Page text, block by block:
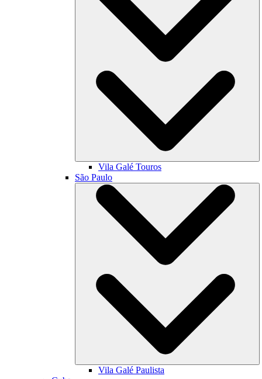
Vila Galé Touros
São Paulo
Vila Galé Paulista